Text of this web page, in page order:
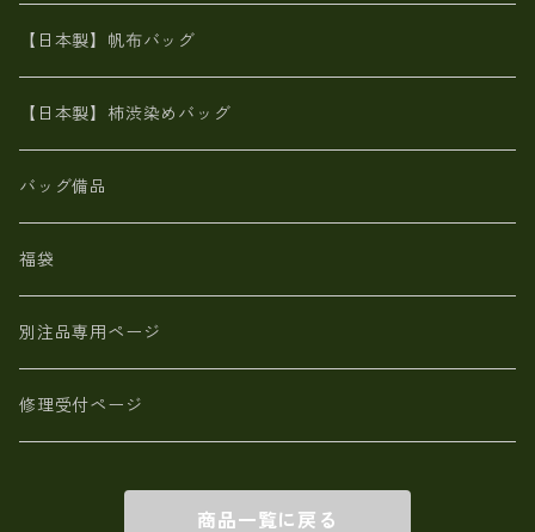
栃木レザー 【日本製】メンズ 財布
革小物・財布【日本製】メンズ レディース
【日本製】メンズ 財布 アザラシ革(シールスキン)
【日本製】帆布バッグ
【日本製】柿渋染めバッグ
バッグ備品
福袋
別注品専用ページ
修理受付ページ
商品一覧に戻る